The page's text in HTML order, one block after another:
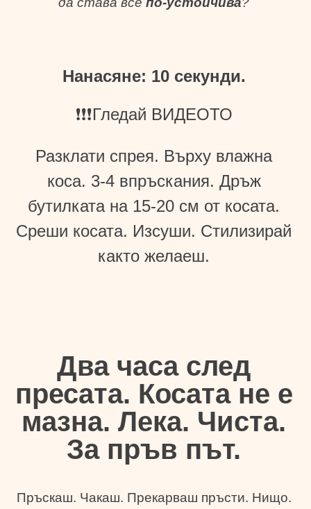
Нанасяне: 10 секунди.
❗❗❗Гледай ВИДЕОТО
Разклати спрея. Върху влажна
коса. 3-4 впръскания. Дръж
бутилката на 15-20 см от косата.
Среши косата. Изсуши. Стилизирай
както желаеш.
Два часа след
пресата. Косата не е
мазна. Лека. Чиста.
За пръв път.
Пръскаш. Чакаш. Прекарваш пръсти. Нищо.